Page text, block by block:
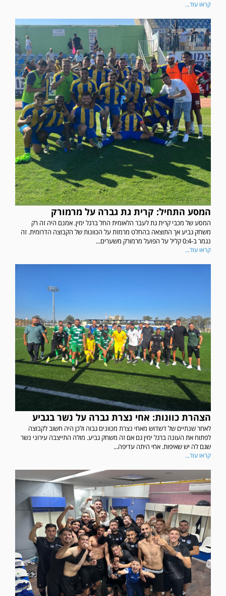
קראו עוד...
המסע התחיל: קרית גת גברה על מרמורק
המסע של מכבי קרית גת לעבר הלאומית החל ברגל ימין. אמנם היה זה רק
משחק גביע אך התוצאה בהחלט מרמזת על הכוונות של הקבוצה הדרומית. זה
נגמר ב-0:4 קליל על הפועל מרמורק משערים...
קראו עוד...
הצהרת כוונות: אחי נצרת גברה על נשר בגביע
לאחר שנתיים של דשדוש מאחי נצרת מכוונים גבוה ולכן היה חשוב לקבוצה
לפתוח את העונה ברגל ימין גם אם זה משחק גביע. מולה התייצבה עירוני נשר
שגם לה יש שאיפות. אחי היתה עדיפה...
קראו עוד...